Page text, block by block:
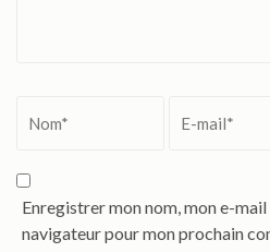
Enregistrer mon nom, mon e-
navigateur pour mon prochain